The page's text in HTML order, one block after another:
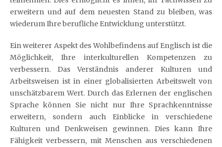
erweitern und auf dem neuesten Stand zu bleiben, was
wiederum Ihre berufliche Entwicklung unterstützt.
Ein weiterer Aspekt des Wohlbefindens auf Englisch ist die
Möglichkeit, Ihre interkulturellen Kompetenzen zu
verbessern. Das Verständnis anderer Kulturen und
Arbeitsweisen ist in einer globalisierten Arbeitswelt von
unschätzbarem Wert. Durch das Erlernen der englischen
Sprache können Sie nicht nur Ihre Sprachkenntnisse
erweitern, sondern auch Einblicke in verschiedene
Kulturen und Denkweisen gewinnen. Dies kann Ihre
Fähigkeit verbessern, mit Menschen aus verschiedenen